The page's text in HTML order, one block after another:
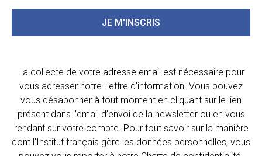
JE M'INSCRIS
La collecte de votre adresse email est nécessaire pour
vous adresser notre Lettre d’information. Vous pouvez
vous désabonner à tout moment en cliquant sur le lien
présent dans l’email d’envoi de la newsletter ou en vous
rendant sur votre compte. Pour tout savoir sur la manière
dont l’Institut français gère les données personnelles, vous